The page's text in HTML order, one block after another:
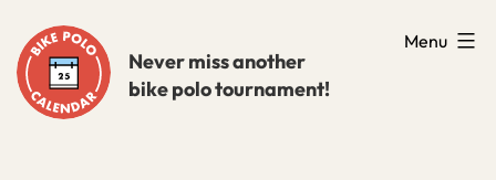
to
content
Never miss another
bike polo tournament!
Menu